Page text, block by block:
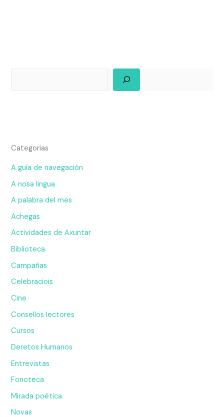
Categorias
A guía de navegación
A nosa lingua
A palabra del mes
Achegas
Actividades de Axuntar
Biblioteca
Campañas
Celebraciois
Cine
Consellos lectores
Cursos
Deretos Humanos
Entrevistas
Fonoteca
Mirada poética
Novas